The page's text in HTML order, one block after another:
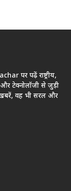
पर पढ़ें राष्ट्रीय,
और टेक्नोलॉजी से जुड़ी
वह भी सरल और